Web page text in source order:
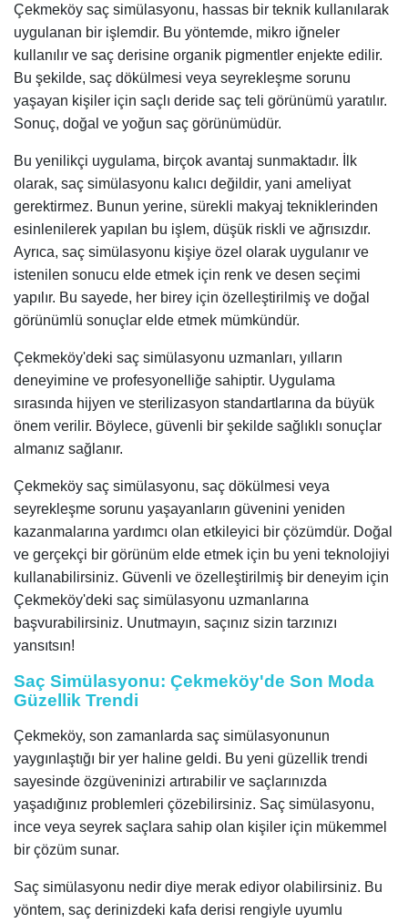
Çekmeköy saç simülasyonu, hassas bir teknik kullanılarak
uygulanan bir işlemdir. Bu yöntemde, mikro iğneler
kullanılır ve saç derisine organik pigmentler enjekte edilir.
Bu şekilde, saç dökülmesi veya seyrekleşme sorunu
yaşayan kişiler için saçlı deride saç teli görünümü yaratılır.
Sonuç, doğal ve yoğun saç görünümüdür.
Bu yenilikçi uygulama, birçok avantaj sunmaktadır. İlk
olarak, saç simülasyonu kalıcı değildir, yani ameliyat
gerektirmez. Bunun yerine, sürekli makyaj tekniklerinden
esinlenilerek yapılan bu işlem, düşük riskli ve ağrısızdır.
Ayrıca, saç simülasyonu kişiye özel olarak uygulanır ve
istenilen sonucu elde etmek için renk ve desen seçimi
yapılır. Bu sayede, her birey için özelleştirilmiş ve doğal
görünümlü sonuçlar elde etmek mümkündür.
Çekmeköy'deki saç simülasyonu uzmanları, yılların
deneyimine ve profesyonelliğe sahiptir. Uygulama
sırasında hijyen ve sterilizasyon standartlarına da büyük
önem verilir. Böylece, güvenli bir şekilde sağlıklı sonuçlar
almanız sağlanır.
Çekmeköy saç simülasyonu, saç dökülmesi veya
seyrekleşme sorunu yaşayanların güvenini yeniden
kazanmalarına yardımcı olan etkileyici bir çözümdür. Doğal
ve gerçekçi bir görünüm elde etmek için bu yeni teknolojiyi
kullanabilirsiniz. Güvenli ve özelleştirilmiş bir deneyim için
Çekmeköy'deki saç simülasyonu uzmanlarına
başvurabilirsiniz. Unutmayın, saçınız sizin tarzınızı
yansıtsın!
Saç Simülasyonu: Çekmeköy'de Son Moda
Güzellik Trendi
Çekmeköy, son zamanlarda saç simülasyonunun
yaygınlaştığı bir yer haline geldi. Bu yeni güzellik trendi
sayesinde özgüveninizi artırabilir ve saçlarınızda
yaşadığınız problemleri çözebilirsiniz. Saç simülasyonu,
ince veya seyrek saçlara sahip olan kişiler için mükemmel
bir çözüm sunar.
Saç simülasyonu nedir diye merak ediyor olabilirsiniz. Bu
yöntem, saç derinizdeki kafa derisi rengiyle uyumlu